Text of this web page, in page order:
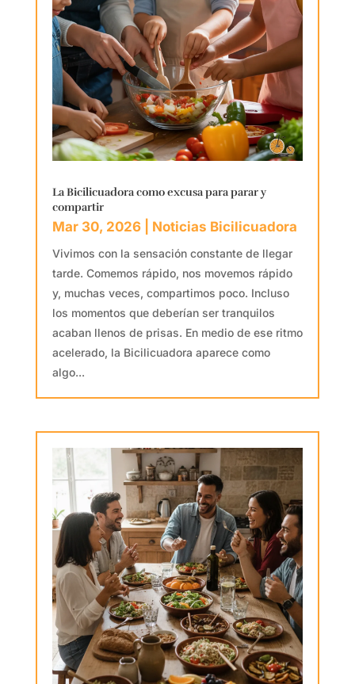
La Bicilicuadora como excusa para parar y
compartir
Mar 30, 2026| Noticias Bicilicuadora
Vivimos con la sensación constante de llegar
tarde. Comemos rápido, nos movemos rápido
y, muchas veces, compartimos poco. Incluso
los momentos que deberían ser tranquilos
acaban llenos de prisas. En medio de ese ritmo
acelerado, la Bicilicuadora aparece como
algo...